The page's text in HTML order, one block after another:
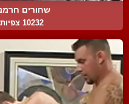
שחורים
10232 צפיות